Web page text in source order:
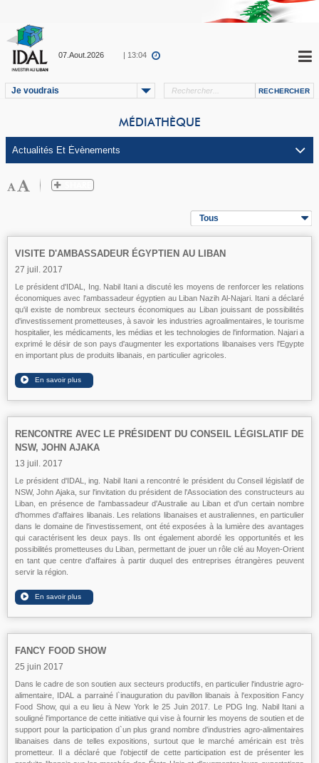
07.Aout.2026 | 13:04
Je voudrais
MÉDIATHÈQUE
Tous
VISITE D'AMBASSADEUR ÉGYPTIEN AU LIBAN
27 juil. 2017
Le président d'IDAL, Ing. Nabil Itani a discuté les moyens de renforcer les relations
économiques avec l'ambassadeur égyptien au Liban Nazih Al-Najari. Itani a déclaré
qu'il existe de nombreux secteurs économiques au Liban jouissant de possibilités
d'investissement prometteuses, à savoir les industries agroalimentaires, le tourisme
hospitalier, les médicaments, les médias et les technologies de l'information. Najari a
exprimé le désir de son pays d'augmenter les exportations libanaises vers l'Egypte
en important plus de produits libanais, en particulier agricoles.
RENCONTRE AVEC LE PRÉSIDENT DU CONSEIL LÉGISLATIF DE
NSW, JOHN AJAKA
13 juil. 2017
Le président d'IDAL, ing. Nabil Itani a rencontré le président du Conseil législatif de
NSW, John Ajaka, sur l'invitation du président de l'Association des constructeurs au
Liban, en présence de l'ambassadeur d'Australie au Liban et d'un certain nombre
d'hommes d'affaires libanais. Les relations libanaises et australiennes, en particulier
dans le domaine de l'investissement, ont été exposées à la lumière des avantages
qui caractérisent les deux pays. Ils ont également abordé les opportunités et les
possibilités prometteuses du Liban, permettant de jouer un rôle clé au Moyen-Orient
en tant que centre d'affaires à partir duquel des entreprises étrangères peuvent
servir la région.
FANCY FOOD SHOW
25 juin 2017
Dans le cadre de son soutien aux secteurs productifs, en particulier l'industrie agro-
alimentaire, IDAL a parrainé l`inauguration du pavillon libanais à l'exposition Fancy
Food Show, qui a eu lieu à New York le 25 Juin 2017. Le PDG Ing. Nabil Itani a
souligné l'importance de cette initiative qui vise à fournir les moyens de soutien et de
support pour la participation d`un plus grand nombre d'industries agro-alimentaires
libanaises dans de telles expositions, surtout que le marché américain est très
prometteur. Il a déclaré que l'objectif de cette participation est de présenter les